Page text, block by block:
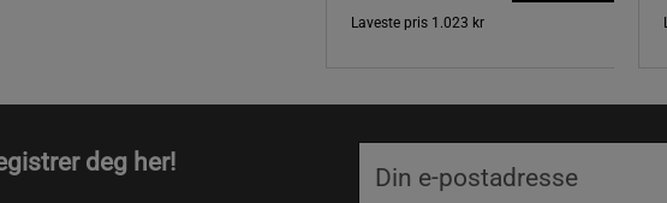
Laveste pris 1.023 kr
deg her!